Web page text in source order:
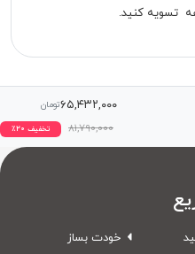
تسویه کنید.
۶۵,۴۳۲,۰۰۰تومان
۸۱,۷۹۰,۰۰۰ تخفیف ۲۰٪
خودت بساز